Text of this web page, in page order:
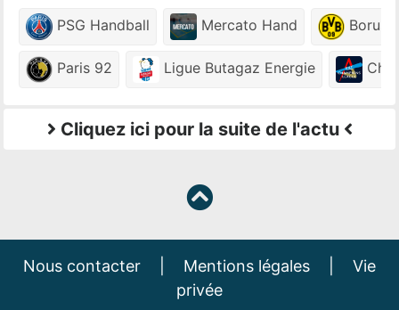
PSG Handball Mercato Hand
Paris 92 Ligue Butagaz Energie
Cliquez ici pour la suite de l'actu
Nous contacter Mentions légales
Vie
privée